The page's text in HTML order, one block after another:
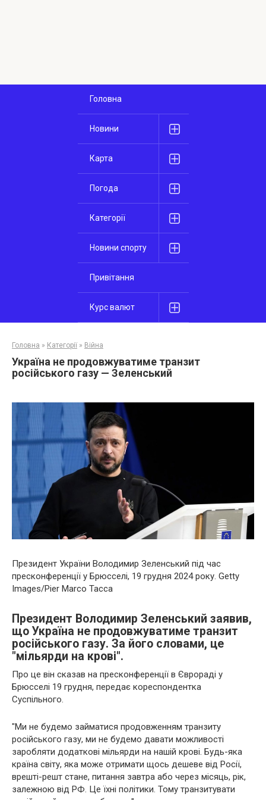
Головна
Новини
Карта
Погода
Категорії
Новини спорту
Привітання
Курс валют
Головна » Категорії » Війна
Україна не продовжуватиме транзит
російського газу — Зеленський
Президент України Володимир Зеленський під час
пресконференції у Брюсселі, 19 грудня 2024 року. Getty
Images/Pier Marco Tacca
Президент Володимир Зеленський заявив,
що Україна не продовжуватиме транзит
російського газу. За його словами, це
"мільярди на крові".
Про це він сказав на пресконференції в Єврораді у
Брюсселі 19 грудня, передає кореспондентка
Суспільного.
"Ми не будемо займатися продовженням транзиту
російського газу, ми не будемо давати можливості
заробляти додаткові мільярди на нашій крові. Будь-яка
країна світу, яка може отримати щось дешеве від Росії,
врешті-решт стане, питання завтра або через місяць, рік,
залежною від РФ. Це їхні політики. Тому транзитувати